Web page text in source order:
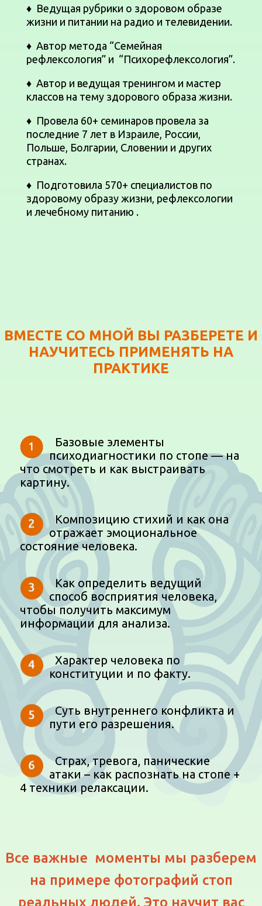
♦ Ведущая рубрики о здоровом образе
жизни и питании на радио и телевидении.
♦ Автор метода “Семейная
рефлексология” и “Психорефлексология”.
♦ Автор и ведущая тренингом и мастер
классов на тему здорового образа жизни.
♦ Провела 60+ семинаров провела за
последние 7 лет в Израиле, России,
Польше, Болгарии, Словении и других
странах.
♦ Подготовила 570+ специалистов по
здоровому образу жизни, рефлексологии
и лечебному питанию .
ВМЕСТЕ СО МНОЙ ВЫ РАЗБЕРЕТЕ И
НАУЧИТЕСЬ ПРИМЕНЯТЬ НА
ПРАКТИКЕ
Базовые элементы
психодиагностики по стопе — на
что смотреть и как выстраивать
картину.
Композицию стихий и как она
отражает эмоциональное
состояние человека.
Как определить ведущий
способ восприятия человека,
чтобы получить максимум
информации для анализа.
Характер человека по
конституции и по факту.
Суть внутреннего конфликта и
пути его разрешения.
Страх, тревога, панические
атаки – как распознать на стопе +
4 техники релаксации.
Все важные моменты мы разберем
на примере фотографий стоп
реальных людей. Это научит вас